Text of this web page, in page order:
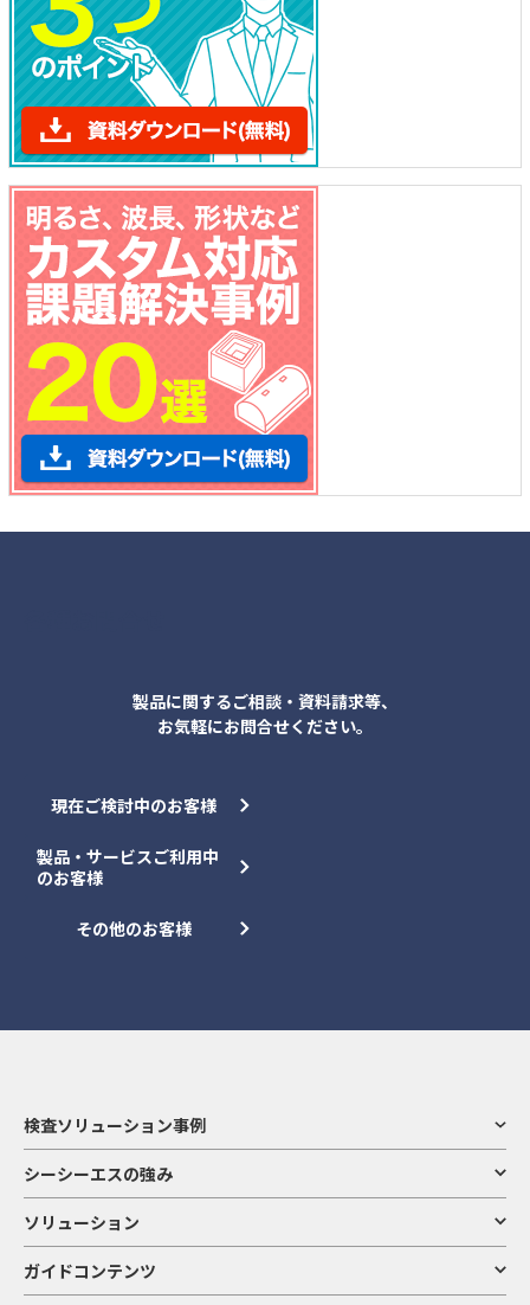
製品に関するご相談・資料請求等、
お気軽にお問合せください。
現在ご検討中のお客様
製品・サービスご利用中
のお客様
その他のお客様
検査ソリューション事例
シーシーエスの強み
ソリューション
ガイドコンテンツ